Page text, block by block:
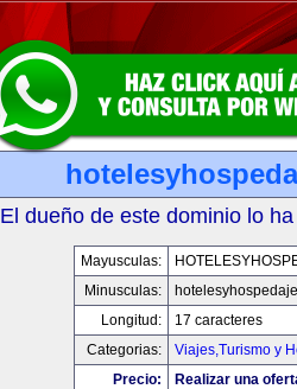
El dueño de este dominio lo
Mayusculas:
Minusculas:
Longitud:
17 caracteres
Categorias:
Viajes,Turismo y
Precio:
Realizar una